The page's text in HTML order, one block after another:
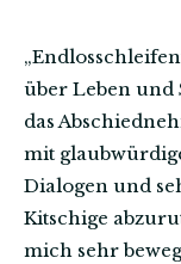
über Leben und
das
mit
Dialogen und
Kitschige
mich sehr